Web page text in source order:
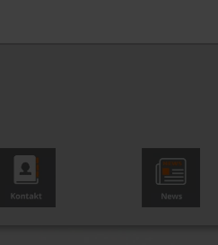
Kontakt News & Partner